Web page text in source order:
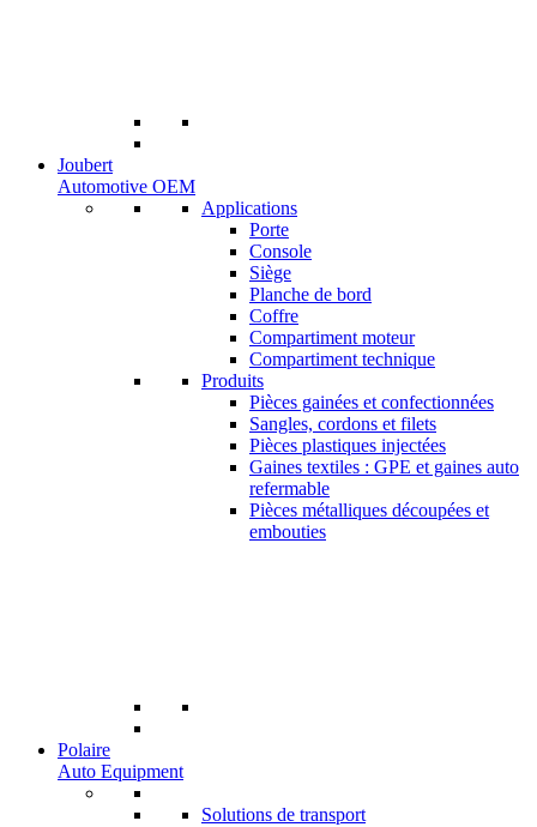
Joubert
Automotive OEM
Applications
Porte
Console
Siège
Planche de bord
Coffre
Compartiment moteur
Compartiment technique
Produits
Pièces gainées et confectionnées
Sangles, cordons et filets
Pièces plastiques injectées
Gaines textiles : GPE et gaines auto
refermable
Pièces métalliques découpées et
embouties
Polaire
Auto Equipment
Solutions de transport